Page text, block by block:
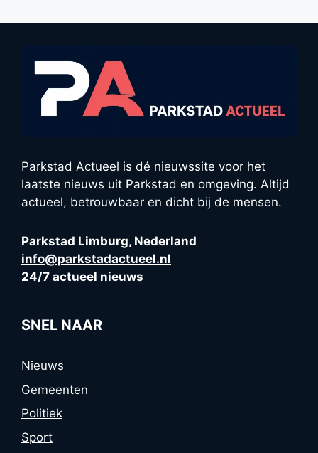
Parkstad Actueel is dé nieuwssite voor het
laatste nieuws uit Parkstad en omgeving. Altijd
actueel, betrouwbaar en dicht bij de mensen.
Parkstad Limburg, Nederland
info@parkstadactueel.nl
24/7 actueel nieuws
SNEL NAAR
Nieuws
Gemeenten
Politiek
Sport